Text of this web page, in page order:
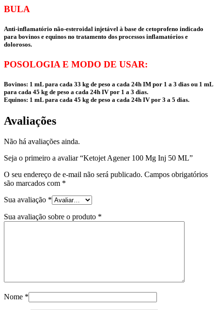
BULA
Anti-inflamatório não-esteroidal injetável à base de cetoprofeno indicado
para bovinos e equinos no tratamento dos processos inflamatórios e
dolorosos.
POSOLOGIA E MODO DE USAR:
Bovinos: 1 mL para cada 33 kg de peso a cada 24h IM por 1 a 3 dias ou 1 mL
para cada 45 kg de peso a cada 24h IV por 1 a 3 dias.
Equinos: 1 mL para cada 45 kg de peso a cada 24h IV por 3 a 5 dias.
Avaliações
Não há avaliações ainda.
Seja o primeiro a avaliar “Ketojet Agener 100 Mg Inj 50 ML”
O seu endereço de e-mail não será publicado. Campos obrigatórios
são marcados com *
Sua avaliação *
Sua avaliação sobre o produto *
Nome *